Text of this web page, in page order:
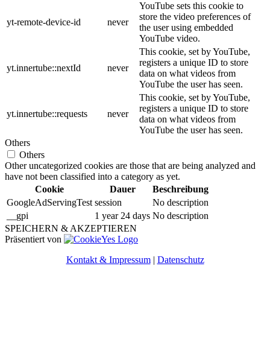
yt-remote-device-id never
YouTube sets this cookie to
store the video preferences of
the user using embedded
YouTube video.
yt.innertube::nextId never
This cookie, set by YouTube,
registers a unique ID to store
data on what videos from
YouTube the user has seen.
yt.innertube::requests never
This cookie, set by YouTube,
registers a unique ID to store
data on what videos from
YouTube the user has seen.
Others
Others
Other uncategorized cookies are those that are being analyzed and
have not been classified into a category as yet.
Cookie
Dauer
Beschreibung
GoogleAdServingTest session
No description
__gpi
1 year 24 days No description
SPEICHERN & AKZEPTIEREN
Präsentiert von
Kontakt & Impressum| Datenschutz